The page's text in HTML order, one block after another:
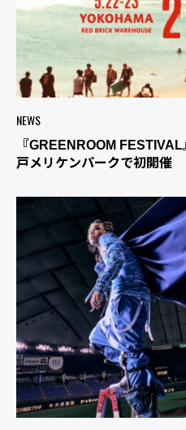
NEWS
『GREENROOM
戸メリケンパークで初開催